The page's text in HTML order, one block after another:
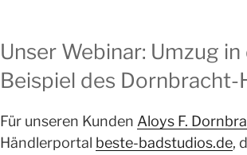
Unser Webinar: Umzug
Beispiel des
Für unseren Kunden Aloys F.
Händlerportal beste-badstudios.de,